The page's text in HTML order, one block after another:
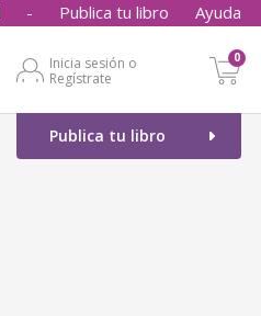
- Publica tu libro Ayuda
Inicia sesión o
Regístrate
0
Publica tu libro